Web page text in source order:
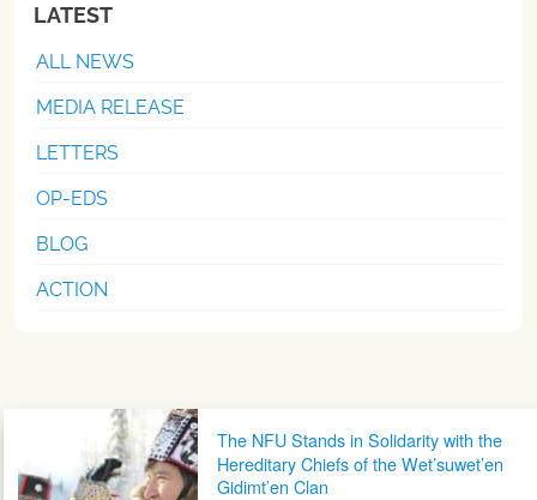
LATEST
ALL NEWS
MEDIA RELEASE
LETTERS
OP-EDS
BLOG
ACTION
Post navigationThe NFU Stands in Solidarity with the
Hereditary Chiefs of the Wet’suwet’en
Gidimt’en Clan